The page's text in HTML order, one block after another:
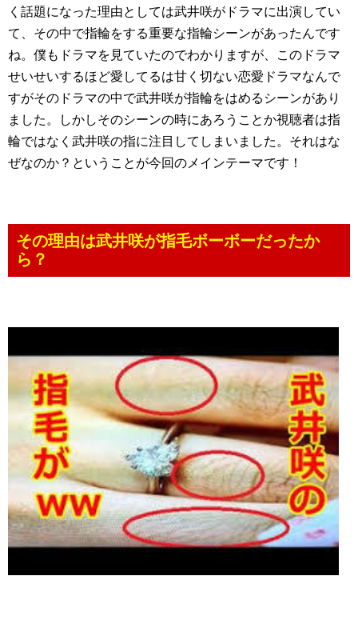
く話題になった理由としては武井咲がドラマに出演してい
て、その中で指輪をする重要な指輪シーンがあったんです
ね。僕もドラマを見ていたのでわかりますが、このドラマ
せいせいするほど愛してるは甘く切ない恋愛ドラマなんで
すがそのドラマの中で武井咲が指輪をはめるシーンがあり
ました。しかしそのシーンの時にあろうことか視聴者は指
輪ではなく武井咲の指に注目してしまいました。それはな
ぜなのか？ということが今回のメインテーマです！
その理由は武井咲が指毛ボーボーだったか
ら？